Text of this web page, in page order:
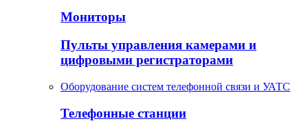
Мониторы
Пульты управления камерами и
цифровыми регистраторами
Оборудование систем телефонной связи и УАТС
Телефонные станции